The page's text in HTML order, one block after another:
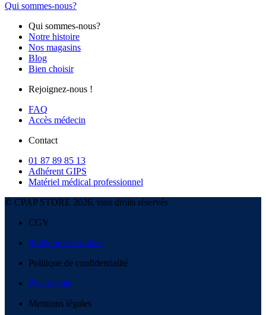
Qui sommes-nous?
Qui sommes-nous?
Notre histoire
Nos magasins
Blog
Bien choisir
Rejoignez-nous !
FAQ
Accès médecin
Contact
01 87 89 85 13
Adhérent GIPS
Matériel médical professionnel
© CPAP STORE 2026, tous droits réservés
CGV
Politique de cookies
Politique de confidentialité
Plan du site
Mentions légales